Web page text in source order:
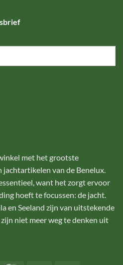
met het grootste
van de Benelux.
want het zorgt ervoor
hoeft te focussen: de jacht.
en Seeland zijn van uitstekende
niet meer weg te denken uit